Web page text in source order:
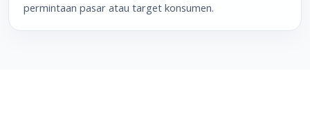
permintaan pasar atau target konsumen.